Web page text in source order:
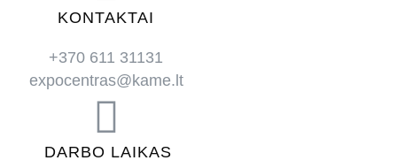
KONTAKTAI
+370 611 31131
expocentras@kame.lt
DARBO LAIKAS